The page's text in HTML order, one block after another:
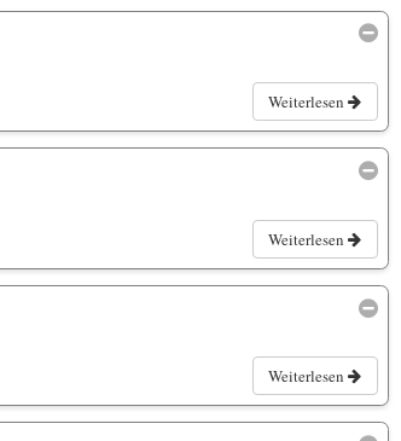
Weiterlesen
Weiterlesen
Weiterlesen